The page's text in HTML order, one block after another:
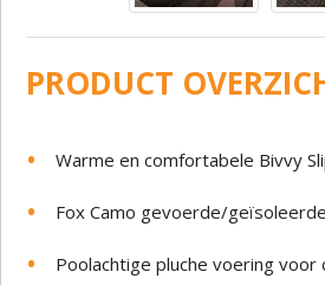
PRODUCT
Warme en comfortabele Bivvy
Fox Camo gevoerde/
Poolachtige pluche voering